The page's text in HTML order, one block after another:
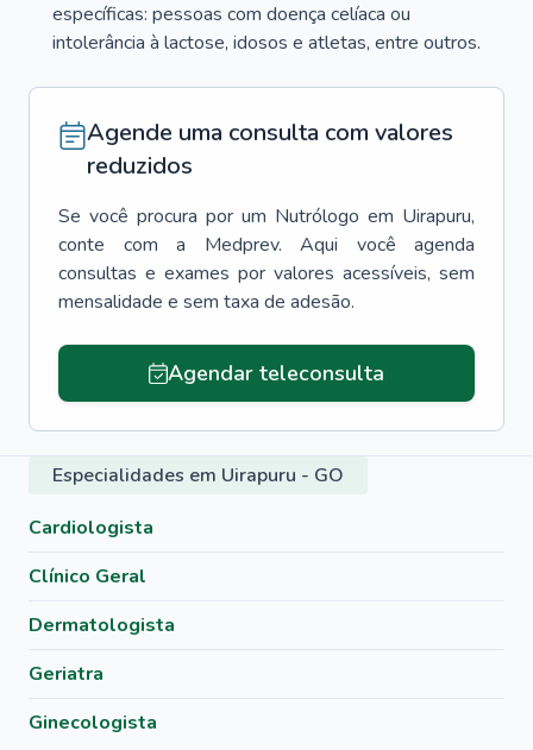
específicas: pessoas com doença celíaca ou
intolerância à lactose, idosos e atletas, entre outros.
Agende uma consulta com valores
reduzidos
Se você procura por um Nutrólogo em Uirapuru,
conte com a Medprev. Aqui você agenda
consultas e exames por valores acessíveis, sem
mensalidade e sem taxa de adesão.
Agendar teleconsulta
Especialidades em Uirapuru - GO
Cardiologista
Clínico Geral
Dermatologista
Geriatra
Ginecologista